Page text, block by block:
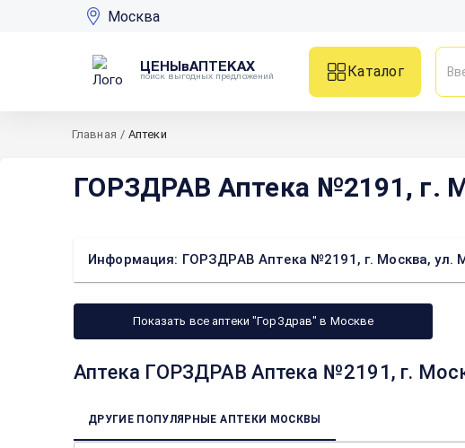
Москва
ЦЕНЫвАПТЕКАХ
поиск выгодных предложений
Каталог
Главная / Аптеки
ГОРЗДРАВ Аптека №2191, г.
Информация: ГОРЗДРАВ Аптека №2191, г. Москва, ул.
Показать все аптеки "ГорЗдрав" в Москве
Аптека ГОРЗДРАВ Аптека №2191, г.
ДРУГИЕ ПОПУЛЯРНЫЕ АПТЕКИ МОСКВЫ